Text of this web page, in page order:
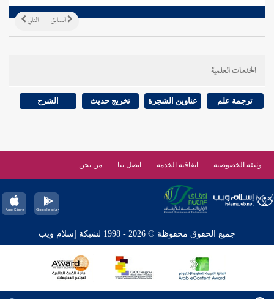
التالي السابق
الخدمات العلمية
ترجمة علم عناوين الشجرة تخريج حديث الشرح
وثيقة الخصوصية اتفاقية الخدمة اتصل بنا من نحن
جميع الحقوق محفوظة © 2026 - 1998 لشبكة إسلام ويب